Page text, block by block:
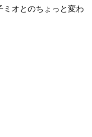
ミオとのちょっと変わ